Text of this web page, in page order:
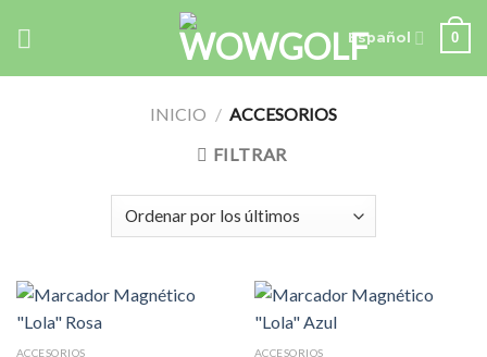
Español 0
INICIO / ACCESORIOS
FILTRAR
ACCESORIOS ACCESORIOS